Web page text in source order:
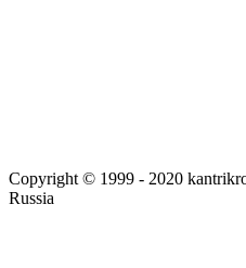
Copyright © 1999 - 2020
Russia